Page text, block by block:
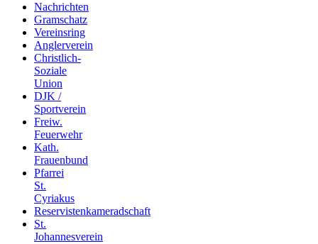
Nachrichten
Gramschatz
Vereinsring
Anglerverein
Christlich-
Soziale
Union
DJK /
Sportverein
Freiw.
Feuerwehr
Kath.
Frauenbund
Pfarrei
St.
Cyriakus
Reservistenkameradschaft
St.
Johannesverein